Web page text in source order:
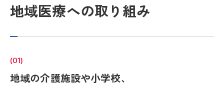
地域医療への取り組み
(01)
地域の介護施設や小学校、